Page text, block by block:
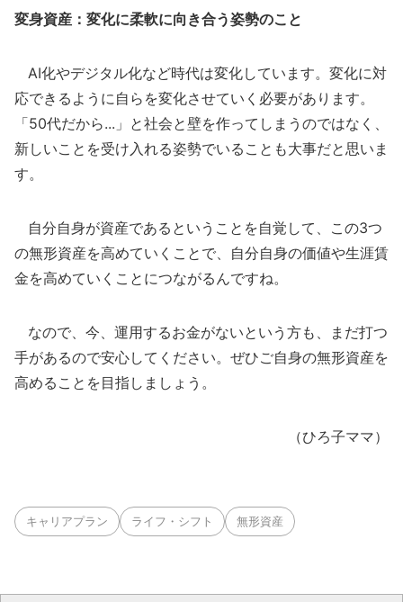
変身資産：変化に柔軟に向き合う姿勢のこと
AI化やデジタル化など時代は変化しています。変化に対
応できるように自らを変化させていく必要があります。
「50代だから...」と社会と壁を作ってしまうのではなく、
新しいことを受け入れる姿勢でいることも大事だと思いま
す。
自分自身が資産であるということを自覚して、この3つ
の無形資産を高めていくことで、自分自身の価値や生涯賃
金を高めていくことにつながるんですね。
なので、今、運用するお金がないという方も、まだ打つ
手があるので安心してください。ぜひご自身の無形資産を
高めることを目指しましょう。
（ひろ子ママ）
キャリアプラン ライフ・シフト 無形資産